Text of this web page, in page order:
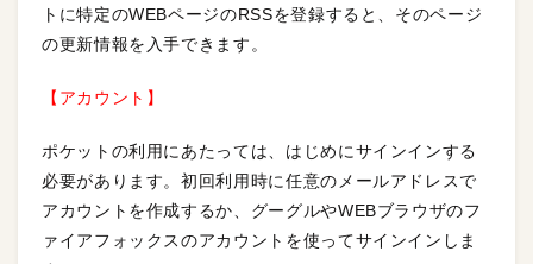
トに特定のWEBページのRSSを登録すると、そのページ
の更新情報を入手できます。
【アカウント】
ポケットの利用にあたっては、はじめにサインインする
必要があります。初回利用時に任意のメールアドレスで
アカウントを作成するか、グーグルやWEBブラウザのフ
ァイアフォックスのアカウントを使ってサインインしま